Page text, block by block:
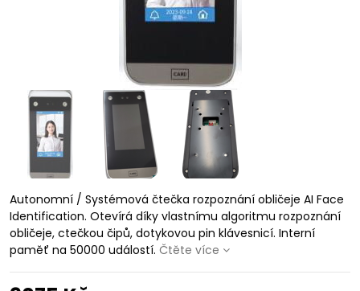
Autonomní / Systémová čtečka rozpoznání obličeje AI Face
Identification. Otevírá díky vlastnímu algoritmu rozpoznání
obličeje, ctečkou čipů, dotykovou pin klávesnicí. Interní
paměť na 50000 událostí. Čtěte více